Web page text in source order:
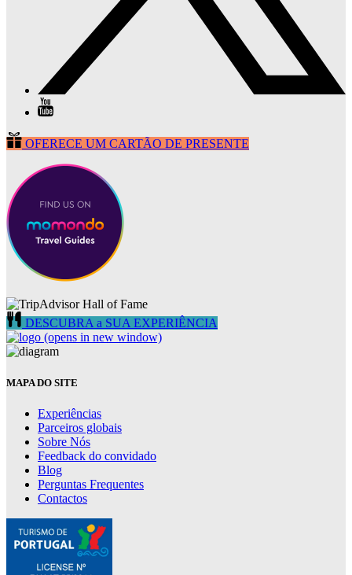
OFERECE UM CARTÃO DE PRESENTE
DESCUBRA a SUA EXPERIÊNCIA
(opens in new window)
MAPA DO SITE
Experiências
Parceiros globais
Sobre Nós
Feedback do convidado
Blog
Perguntas Frequentes
Contactos